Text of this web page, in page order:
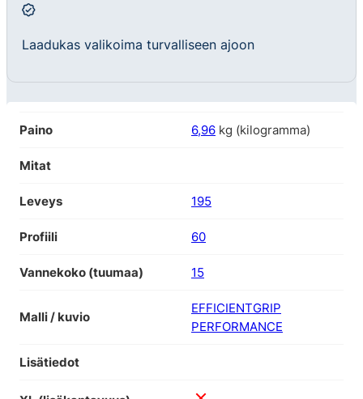
Laadukas valikoima turvalliseen ajoon
Paino 6,96 kg (kilogramma)
Mitat
Leveys 195
Profiili 60
Vannekoko (tuumaa) 15
Malli / kuvio
EFFICIENTGRIP
PERFORMANCE
Lisätiedot